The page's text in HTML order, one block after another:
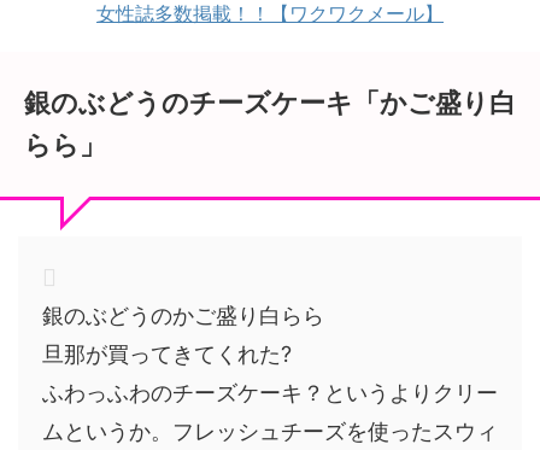
女性誌多数掲載！！【ワクワクメール】
銀のぶどうのチーズケーキ「かご盛り白
らら」
銀のぶどうのかご盛り白らら
旦那が買ってきてくれた?
ふわっふわのチーズケーキ？というよりクリー
ムというか。フレッシュチーズを使ったスウィ